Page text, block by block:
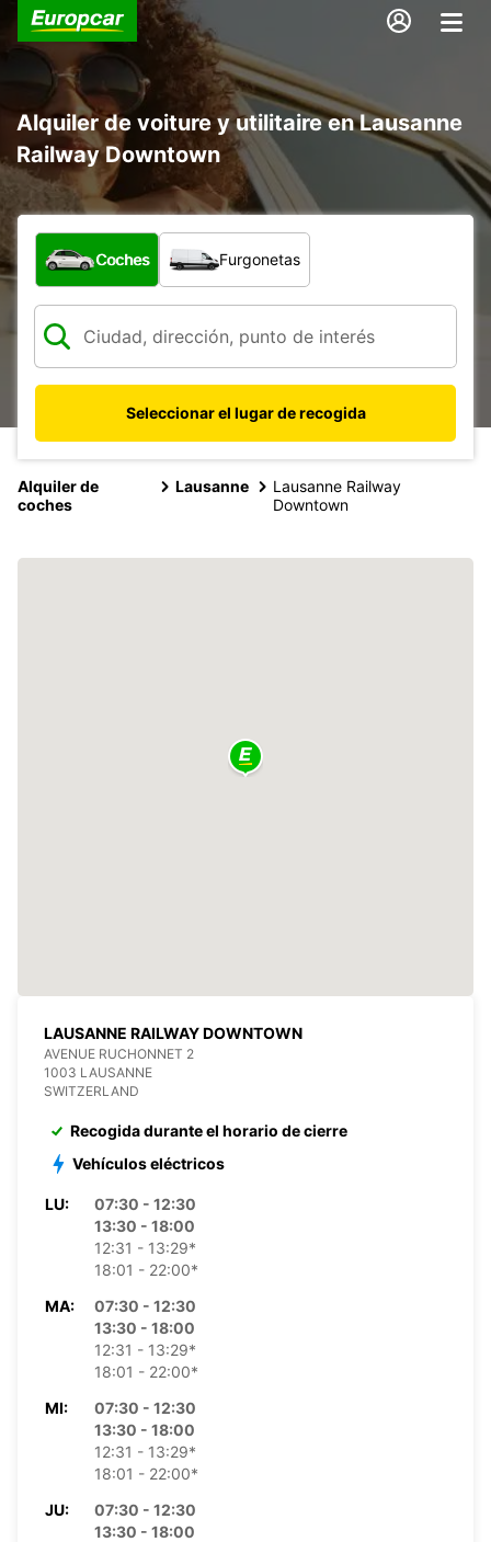
Alquiler de voiture y utilitaire en Lausanne
Railway Downtown
¿Qué tipo de vehículo?
Coches Furgonetas
Seleccionar el lugar de recogida
Alquiler de
coches
Lausanne
Lausanne Railway
Downtown
LAUSANNE RAILWAY DOWNTOWN
AVENUE RUCHONNET 2
1003 LAUSANNE
SWITZERLAND
Recogida durante el horario de cierre
Vehículos eléctricos
LU:
07:30 - 12:30
13:30 - 18:00
12:31 - 13:29*
18:01 - 22:00*
MA:
07:30 - 12:30
13:30 - 18:00
12:31 - 13:29*
18:01 - 22:00*
MI:
07:30 - 12:30
13:30 - 18:00
12:31 - 13:29*
18:01 - 22:00*
JU:
07:30 - 12:30
13:30 - 18:00